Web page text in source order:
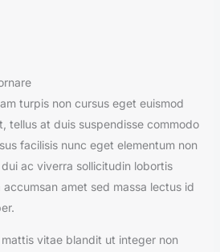
turpis non cursus eget euismod
tellus at duis suspendisse commodo
facilisis nunc eget elementum non
ac viverra sollicitudin lobortis
amet sed massa lectus id
vitae blandit ut integer non